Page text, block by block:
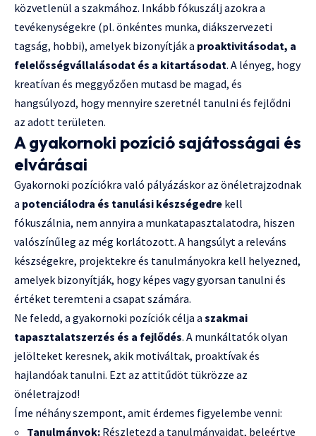
közvetlenül a szakmához. Inkább fókuszálj azokra a
tevékenységekre (pl. önkéntes munka, diákszervezeti
tagság, hobbi), amelyek bizonyítják a proaktivitásodat, a
felelősségvállalásodat és a kitartásodat. A lényeg, hogy
kreatívan és meggyőzően mutasd be magad, és
hangsúlyozd, hogy mennyire szeretnél tanulni és fejlődni
az adott területen.
A gyakornoki pozíció sajátosságai és
elvárásai
Gyakornoki pozíciókra való pályázáskor az önéletrajzodnak
a potenciálodra és tanulási készségedre kell
fókuszálnia, nem annyira a munkatapasztalatodra, hiszen
valószínűleg az még korlátozott. A hangsúlyt a releváns
készségekre, projektekre és tanulmányokra kell helyezned,
amelyek bizonyítják, hogy képes vagy gyorsan tanulni és
értéket teremteni a csapat számára.
Ne feledd, a gyakornoki pozíciók célja a szakmai
tapasztalatszerzés és a fejlődés. A munkáltatók olyan
jelölteket keresnek, akik motiváltak, proaktívak és
hajlandóak tanulni. Ezt az attitűdöt tükrözze az
önéletrajzod!
Íme néhány szempont, amit érdemes figyelembe venni:
Tanulmányok: Részletezd a tanulmányaidat, beleértve